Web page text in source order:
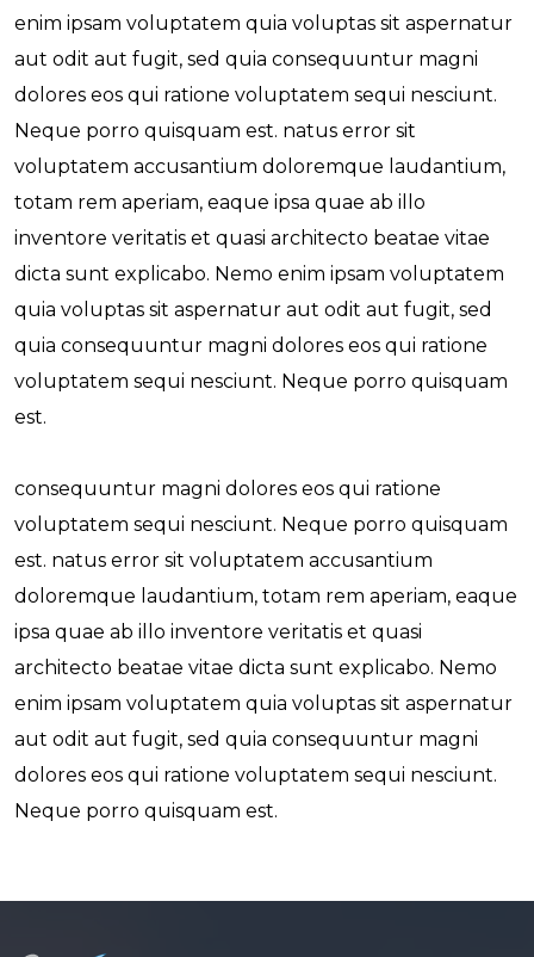
enim ipsam voluptatem quia voluptas sit aspernatur
aut odit aut fugit, sed quia consequuntur magni
dolores eos qui ratione voluptatem sequi nesciunt.
Neque porro quisquam est. natus error sit
voluptatem accusantium doloremque laudantium,
totam rem aperiam, eaque ipsa quae ab illo
inventore veritatis et quasi architecto beatae vitae
dicta sunt explicabo. Nemo enim ipsam voluptatem
quia voluptas sit aspernatur aut odit aut fugit, sed
quia consequuntur magni dolores eos qui ratione
voluptatem sequi nesciunt. Neque porro quisquam
est.
consequuntur magni dolores eos qui ratione
voluptatem sequi nesciunt. Neque porro quisquam
est. natus error sit voluptatem accusantium
doloremque laudantium, totam rem aperiam, eaque
ipsa quae ab illo inventore veritatis et quasi
architecto beatae vitae dicta sunt explicabo. Nemo
enim ipsam voluptatem quia voluptas sit aspernatur
aut odit aut fugit, sed quia consequuntur magni
dolores eos qui ratione voluptatem sequi nesciunt.
Neque porro quisquam est.